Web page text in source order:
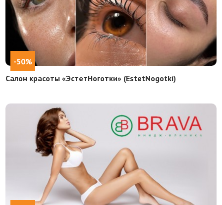
-50%
Салон красоты «ЭстетНоготки» (EstetNogotki)